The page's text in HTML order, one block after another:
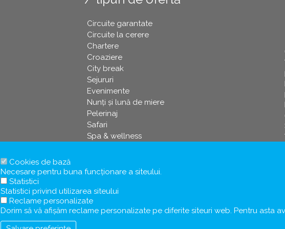
Circuite garantate
Circuite la cerere
Chartere
Croaziere
City break
Sejururi
Evenimente
Nunți și lună de miere
Pelerinaj
Safari
Spa & wellness
Revelion
Cookies de bază
Necesare pentru buna funcționare a siteului.
Statistici
Statistici privind utilizarea siteului
Reclame personalizate
Dorim să vă afișăm reclame personalizate pe diferite siteuri web. Pentru asta